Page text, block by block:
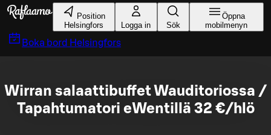
Gå till huvudinnehållet
Position
Helsingfors
Logga in Sök
Öppna
mobilmenyn
Boka bord Helsingfors
Wirran salaattibuffet Wauditoriossa /
Tapahtumatori eWentillä 32 €/hlö